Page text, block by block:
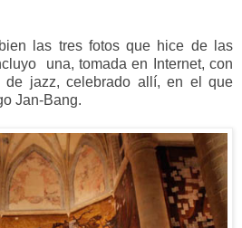
las tres fotos que hice de las
una, tomada en Internet, con
de jazz, celebrado allí, en el que
Jan-Bang.